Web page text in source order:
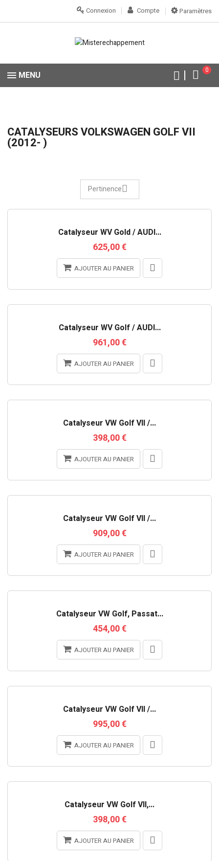
Paramètres
Compte
Connexion
0
MENU
CATALYSEURS VOLKSWAGEN GOLF VII
(2012- )
Pertinence
Catalyseur WV Gold / AUDI...
625,00 €
AJOUTER AU PANIER
Catalyseur WV Golf / AUDI...
961,00 €
AJOUTER AU PANIER
Catalyseur VW Golf VII /...
398,00 €
AJOUTER AU PANIER
Catalyseur VW Golf VII /...
909,00 €
AJOUTER AU PANIER
Catalyseur VW Golf, Passat...
454,00 €
AJOUTER AU PANIER
Catalyseur VW Golf VII /...
995,00 €
AJOUTER AU PANIER
Catalyseur VW Golf VII,...
398,00 €
AJOUTER AU PANIER